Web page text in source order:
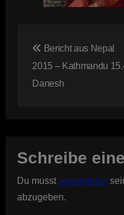
Bericht aus Nepal
2015 – Kathmandu
Danesh
Schreibe
Du musst angemeldet
abzugeben.